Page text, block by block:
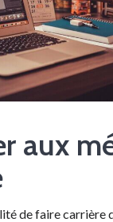
aux
de faire carrière